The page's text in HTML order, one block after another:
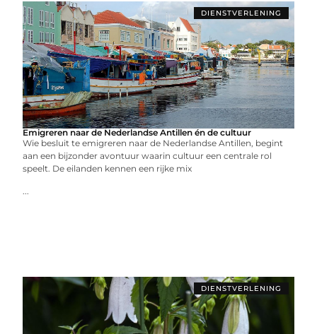
DIENSTVERLENING
Emigreren naar de Nederlandse Antillen én de cultuur
Wie besluit te emigreren naar de Nederlandse Antillen, begint
aan een bijzonder avontuur waarin cultuur een centrale rol
speelt. De eilanden kennen een rijke mix
...
DIENSTVERLENING